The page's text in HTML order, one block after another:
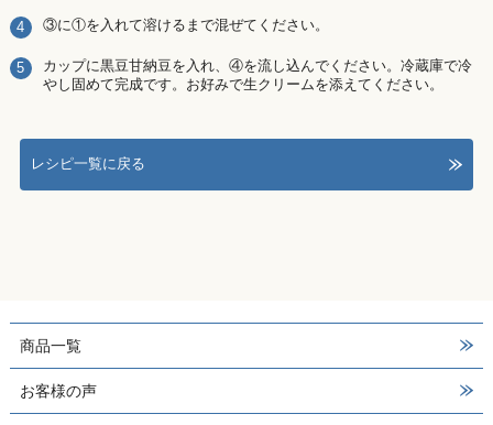
③に①を入れて溶けるまで混ぜてください。
カップに黒豆甘納豆を入れ、④を流し込んでください。冷蔵庫で冷
やし固めて完成です。お好みで生クリームを添えてください。
レシピ一覧に戻る
商品一覧
お客様の声